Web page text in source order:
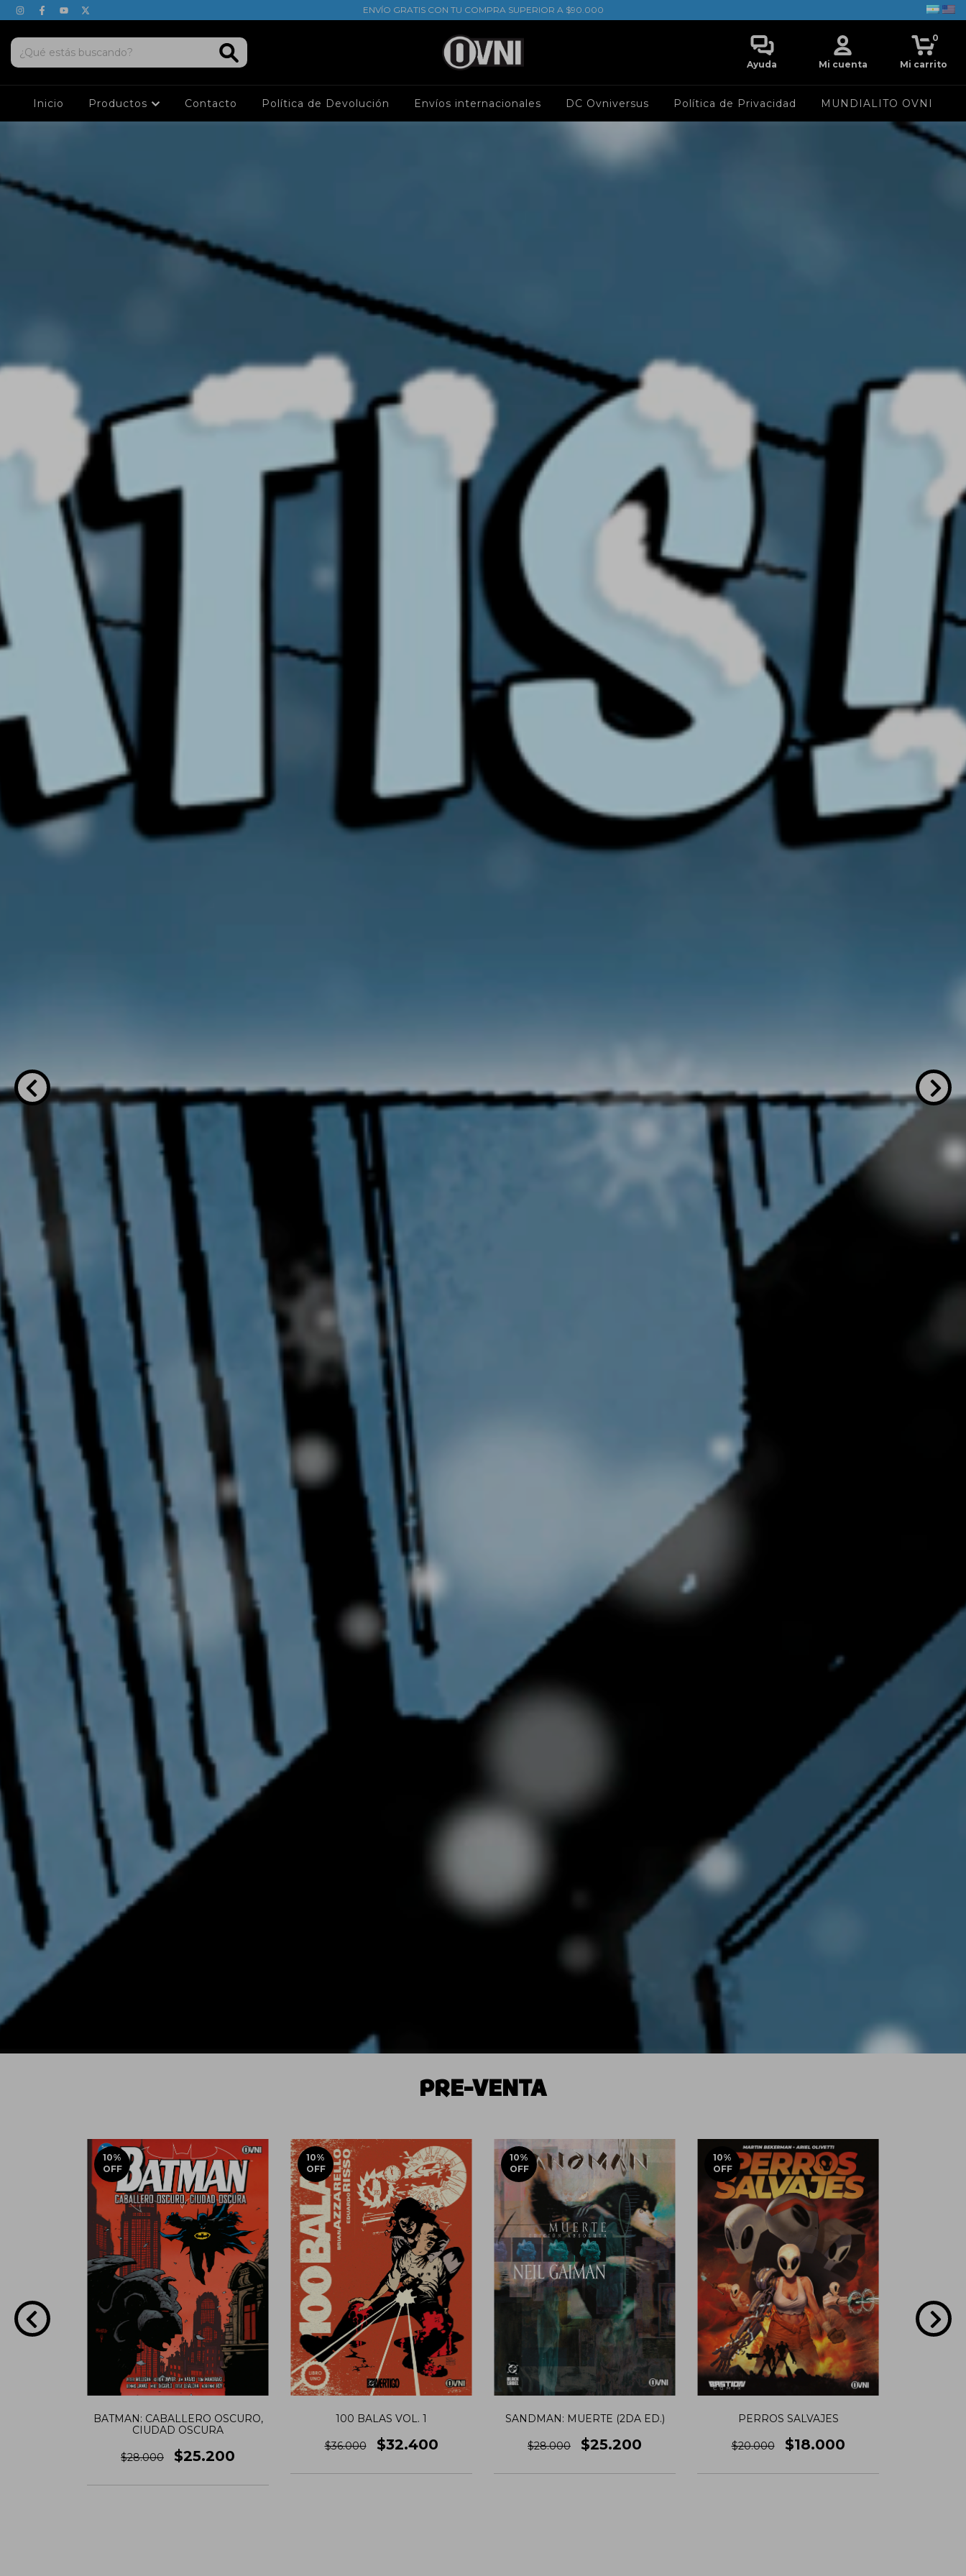
ENVÍO GRATIS CON TU COMPRA SUPERIOR A $90.000
Ayuda Mi cuenta Mi carrito
0
Inicio Productos Contacto Política de Devolución Envíos internacionales DC Ovniversus Política de Privacidad MUNDIALITO OVNI
PRE-VENTA
10%
OFF
BATMAN: CABALLERO OSCURO,
CIUDAD OSCURA
$28.000 $25.200
10%
OFF
100 BALAS VOL. 1
$36.000 $32.400
10%
OFF
SANDMAN: MUERTE (2DA ED.)
$28.000 $25.200
10%
OFF
PERROS SALVAJES
$20.000 $18.000